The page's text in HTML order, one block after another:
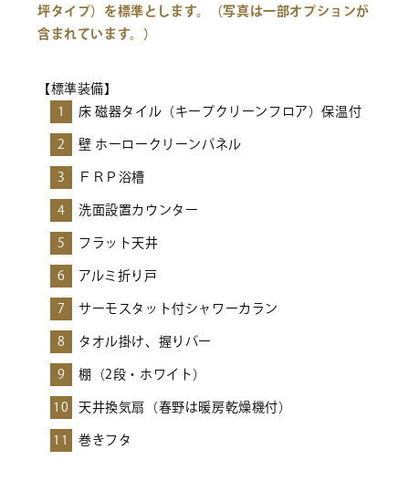
坪タイプ）を標準とします。（写真は一部オプションが
含まれています。）
【標準装備】
1
床 磁器タイル（キープクリーンフロア）保温付
2 壁 ホーロークリーンパネル
3 ＦＲＰ浴槽
4 洗面設置カウンター
5 フラット天井
6 アルミ折り戸
7 サーモスタット付シャワーカラン
8 タオル掛け、握りバー
9 棚（2段・ホワイト）
10 天井換気扇（春野は暖房乾燥機付）
11 巻きフタ